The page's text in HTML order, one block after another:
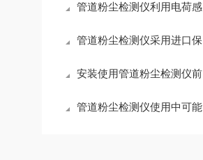
管道粉尘检测仪利用电荷感应原理测量粉尘浓度，测量精度高
管道粉尘检测仪采用进口保护材质提高了耐高温、抗腐蚀和防粘附的能力
安装使用管道粉尘检测仪前，需要做好的准备工作
管道粉尘检测仪使用中可能会出现以下故障，一定要注意吖